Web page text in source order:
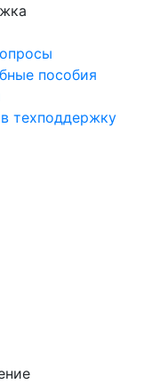
пособия
техподдержку